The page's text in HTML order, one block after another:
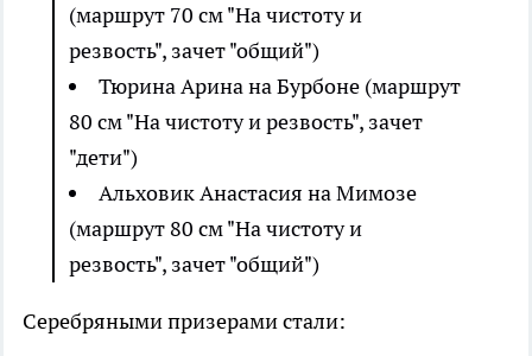
(маршрут 70 см "На чистоту и
резвость", зачет "общий")
Тюрина Арина на Бурбоне (маршрут
80 см "На чистоту и резвость", зачет
"дети")
Альховик Анастасия на Мимозе
(маршрут 80 см "На чистоту и
резвость", зачет "общий")
Серебряными призерами стали: